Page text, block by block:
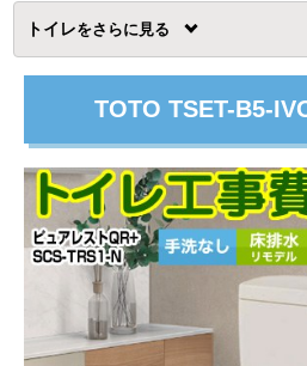
トイレを
TOTO TSET-B5-